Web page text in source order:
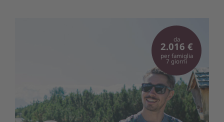
da
2.016 €
per famiglia
7 giorni